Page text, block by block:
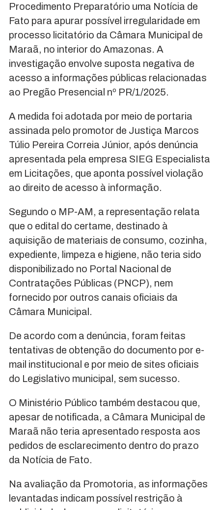
Procedimento Preparatório uma Notícia de
Fato para apurar possível irregularidade em
processo licitatório da Câmara Municipal de
Maraã, no interior do Amazonas. A
investigação envolve suposta negativa de
acesso a informações públicas relacionadas
ao Pregão Presencial nº PR/1/2025.
A medida foi adotada por meio de portaria
assinada pelo promotor de Justiça Marcos
Túlio Pereira Correia Júnior, após denúncia
apresentada pela empresa SIEG Especialista
em Licitações, que aponta possível violação
ao direito de acesso à informação.
Segundo o MP-AM, a representação relata
que o edital do certame, destinado à
aquisição de materiais de consumo, cozinha,
expediente, limpeza e higiene, não teria sido
disponibilizado no Portal Nacional de
Contratações Públicas (PNCP), nem
fornecido por outros canais oficiais da
Câmara Municipal.
De acordo com a denúncia, foram feitas
tentativas de obtenção do documento por e-
mail institucional e por meio de sites oficiais
do Legislativo municipal, sem sucesso.
O Ministério Público também destacou que,
apesar de notificada, a Câmara Municipal de
Maraã não teria apresentado resposta aos
pedidos de esclarecimento dentro do prazo
da Notícia de Fato.
Na avaliação da Promotoria, as informações
levantadas indicam possível restrição à